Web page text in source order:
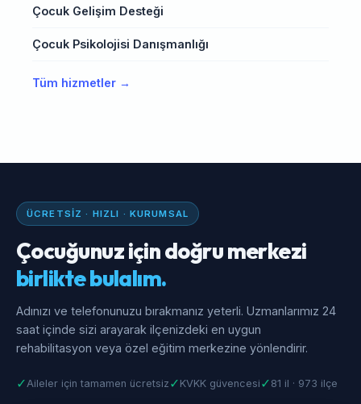
Çocuk Gelişim Desteği
Çocuk Psikolojisi Danışmanlığı
Tüm hizmetler →
ÜCRETSIZ · HIZLI · KURUMSAL
Çocuğunuz için doğru merkezi
birlikte bulalım.
Adınızı ve telefonunuzu bırakmanız yeterli. Uzmanlarımız 24
saat içinde sizi arayarak ilçenizdeki en uygun
rehabilitasyon veya özel eğitim merkezine yönlendirir.
✓ Aileler için tamamen ücretsiz ✓ KVKK güvencesi ✓ 81 il · 973 ilçe